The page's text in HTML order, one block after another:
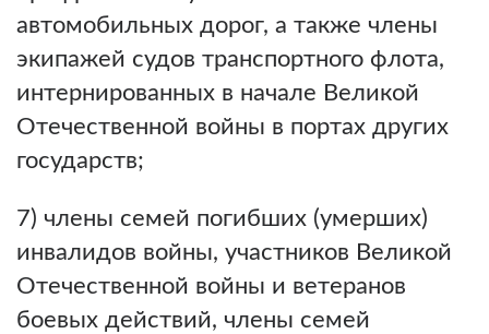
автомобильных дорог, а также члены
экипажей судов транспортного флота,
интернированных в начале Великой
Отечественной войны в портах других
государств;
7) члены семей погибших (умерших)
инвалидов войны, участников Великой
Отечественной войны и ветеранов
боевых действий, члены семей